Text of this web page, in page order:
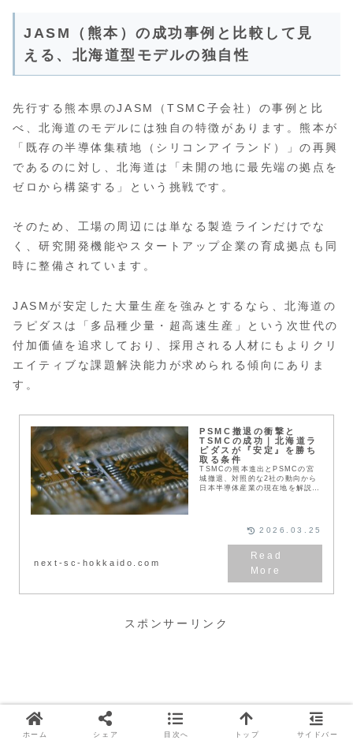
JASM（熊本）の成功事例と比較して見
える、北海道型モデルの独自性
先行する熊本県のJASM（TSMC子会社）の事例と比
べ、北海道のモデルには独自の特徴があります。熊本が
「既存の半導体集積地（シリコンアイランド）」の再興
であるのに対し、北海道は「未開の地に最先端の拠点を
ゼロから構築する」という挑戦です。
そのため、工場の周辺には単なる製造ラインだけでな
く、研究開発機能やスタートアップ企業の育成拠点も同
時に整備されています。
JASMが安定した大量生産を強みとするなら、北海道の
ラピダスは「多品種少量・超高速生産」という次世代の
付加価値を追求しており、採用される人材にもよりクリ
エイティブな課題解決能力が求められる傾向にありま
す。
PSMC撤退の衝撃と
TSMCの成功｜北海道ラ
ピダスが『安定』を勝ち
取る条件
TSMCの熊本進出とPSMCの宮
城撤退、対照的な2社の動向から
日本半導体産業の現在地を解説。
読み解くヒントを提示します。
next-sc-hokkaido.com
2026.03.25
スポンサーリンク
ホーム シェア 目次へ トップ サイドバー